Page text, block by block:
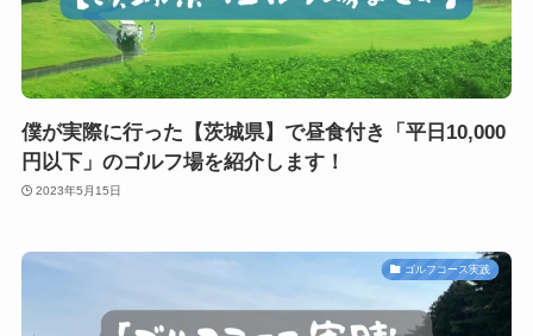
僕が実際に行った【茨城県】で昼食付き「平日10,000
円以下」のゴルフ場を紹介します！
2023年5月15日
ゴルフコース実践